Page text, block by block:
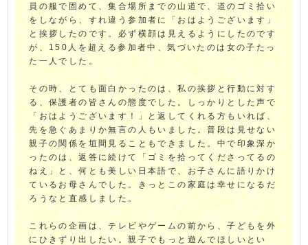
員の服で固めて、集合場所までの山道で、道のゴミ拾い
をしながら、すれ違う参加者に「おはようございます」
と挨拶したのです。必ず横顔は見えるようにしたのです
が、150人を超える参加者中、気づいたのは女の子たっ
た一人でした。
その時、とても面白かったのは、私の挨拶と行動に対す
る、保護者の皆さんの態度でした。しっかりとした声で
「おはようございます！」と返してくれる方もいれば、
先を急ぐあまりか無言の人もいました。普段は見せない
親子の関係を垣間見ることもできました。中で印象深か
ったのは、返答に続けて「ゴミを拾ってくださってるの
ねえ」と、何とも美しい日本語で、お子さんに語りかけ
ているお母さんでした。きっとこの家庭は幸せになるだ
ろうなと直感しました。
これらの企画は、テレビやゲームの前から、子どもを外
にひきずり出したい。親子でもっと遊んでほしいとい